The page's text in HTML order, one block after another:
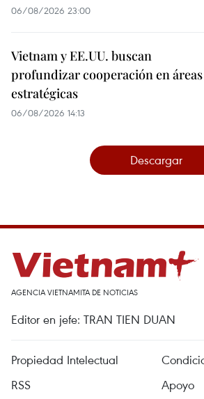
06/08/2026 23:00
Vietnam y EE.UU. buscan
profundizar cooperación en áreas
estratégicas
06/08/2026 14:13
Descargar
AGENCIA VIETNAMITA DE NOTICIAS
Editor en jefe: TRAN TIEN DUAN
Propiedad Intelectual
RSS
Apoyo